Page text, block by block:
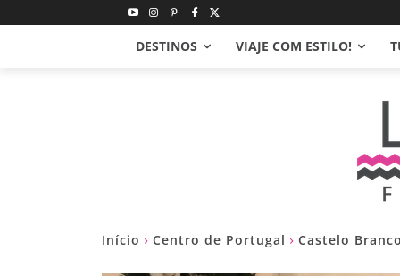
DESTINOS VIAJE COM ESTILO!
Início Centro de Portugal Castelo Branco